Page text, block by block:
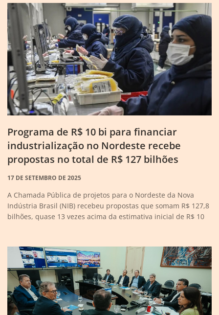
Programa de R$ 10 bi para financiar
industrialização no Nordeste recebe
propostas no total de R$ 127 bilhões
17 DE SETEMBRO DE 2025
A Chamada Pública de projetos para o Nordeste da Nova
Indústria Brasil (NIB) recebeu propostas que somam R$ 127,8
bilhões, quase 13 vezes acima da estimativa inicial de R$ 10